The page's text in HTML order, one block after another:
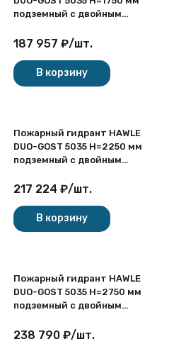
подземный с двойным
187 957 ₽/шт.
В корзину
Пожарный гидрант HAWLE
DUO-GOST 5035 H=2250 мм
подземный с двойным
217 224 ₽/шт.
В корзину
Пожарный гидрант HAWLE
DUO-GOST 5035 H=2750 мм
подземный с двойным
238 790 ₽/шт.